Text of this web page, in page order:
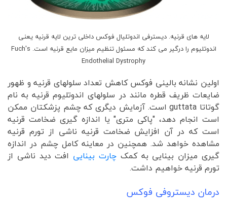
لایه های قرنیه. دیسترفی اندوتلیال فوکس داخلی ترین لایه قرنیه یعنی
اندوتلیوم را درگیر می کند که مسئول تنظیم میزان مایع قرنیه است. Fuch's
Endothelial Dystrophy
اولین نشانه بالینی فوکس کاهش تعداد سلولهای قرنیه و ظهور
ضایعات ظریف قطره مانند در سلولهای اندوتلیوم قرنیه به نام
گوتاتا guttata است. آزمایش دیگری که چشم پزشکتان ممکن
است انجام دهد، "پاکی متری" یا اندازه گیری ضخامت قرنیه
است که در آن افزایش ضخامت قرنیه ناشی از تورم قرنیه
مشاهده خواهد شد. همچنین در معاینه کامل چشم در اندازه
گیری میزان بینایی به کمک چارت بینایی افت دید ناشی از
تورم قرنیه خواهیم داشت.
درمان دیستروفی فوکس